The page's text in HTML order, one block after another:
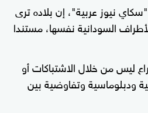
نيوز عربية"، إن بلاده ترى
السودانية نفسها، مستندا
ليس من خلال الاشتباكات أو
ودبلوماسية وتفاوضية بين